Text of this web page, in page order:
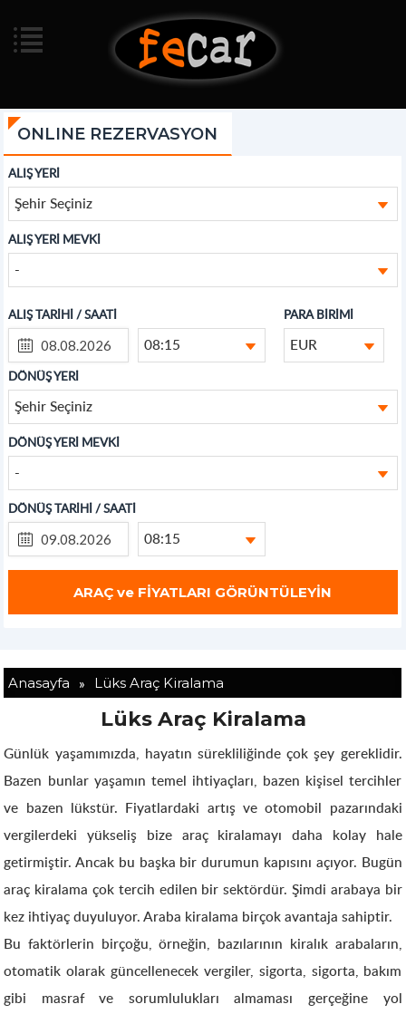
ONLINE REZERVASYON
ALIŞ YERİ
Şehir Seçiniz
ALIŞ YERİ MEVKİ
-
ALIŞ TARİHİ / SAATİ
08:15
PARA BİRİMİ
EUR
DÖNÜŞ YERİ
Şehir Seçiniz
DÖNÜŞ YERİ MEVKİ
-
DÖNÜŞ TARİHİ / SAATİ
08:15
Anasayfa » Lüks Araç Kiralama
Lüks Araç Kiralama
Günlük yaşamımızda, hayatın sürekliliğinde çok şey gereklidir.
Bazen bunlar yaşamın temel ihtiyaçları, bazen kişisel tercihler
ve bazen lükstür. Fiyatlardaki artış ve otomobil pazarındaki
vergilerdeki yükseliş bize araç kiralamayı daha kolay hale
getirmiştir. Ancak bu başka bir durumun kapısını açıyor. Bugün
araç kiralama çok tercih edilen bir sektördür. Şimdi arabaya bir
kez ihtiyaç duyuluyor. Araba kiralama birçok avantaja sahiptir.
Bu faktörlerin birçoğu, örneğin, bazılarının kiralık arabaların,
otomatik olarak güncellenecek vergiler, sigorta, sigorta, bakım
gibi masraf ve sorumlulukları almaması gerçeğine yol